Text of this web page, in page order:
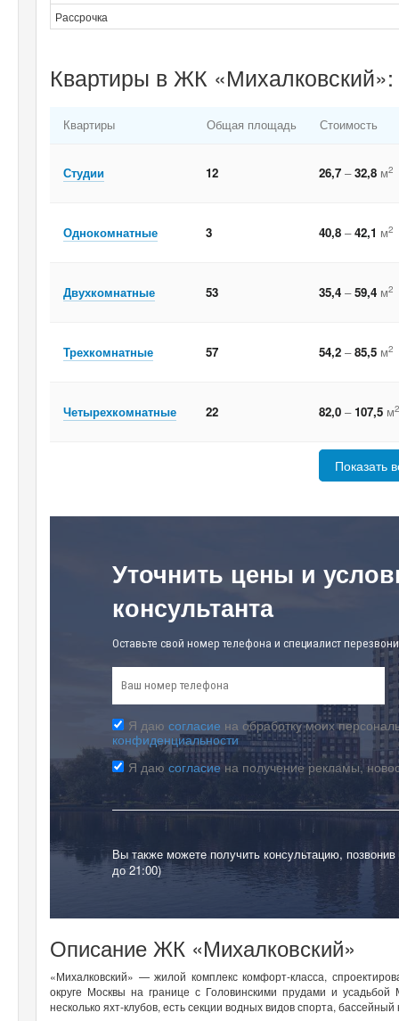
Рассрочка
Квартиры в ЖК
Квартиры Общая площадь Стоимость
Студии 12 26,7 –32,8 м2
Однокомнатные 3 40,8 –42,1 м2
Двухкомнатные 53 35,4 –59,4 м2
Трехкомнатные 57 54,2 –85,5 м2
Четырехкомнатные 22 82,0 –107,5 м2
Показать
Уточнить цены и
консультанта
Оставьте свой номер телефона и специалист
Я даю согласие на обработку моих
конфиденциальности
Я даю согласиена получение рекламы,
Вы также можете получить консультацию,
до 21:00)
Описание ЖК «Михалковский»
«Михалковский» — жилой комплекс комфорт-класса,
округе Москвы на границе с Головинскими прудами и
несколько яхт-клубов, есть секции водных видов спорта,